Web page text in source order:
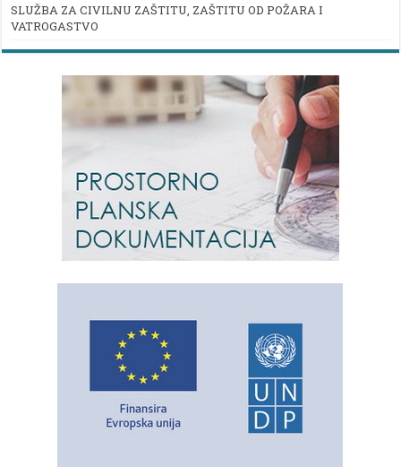
SLUŽBA ZA CIVILNU ZAŠTITU, ZAŠTITU OD POŽARA I
VATROGASTVO